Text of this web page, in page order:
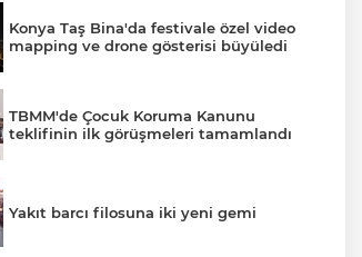
Konya Taş Bina'da festivale özel video
mapping ve drone gösterisi büyüledi
TBMM'de Çocuk Koruma Kanunu
teklifinin ilk görüşmeleri tamamlandı
Yakıt barcı filosuna iki yeni gemi